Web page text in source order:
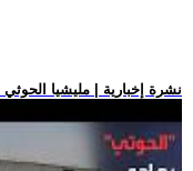
.. نشرة إخبارية | مليشيا